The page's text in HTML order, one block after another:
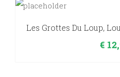
Les Grottes Du Loup,
€